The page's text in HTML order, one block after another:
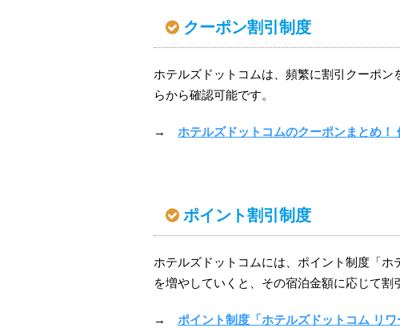
クーポン割引制度
ホテルズドットコムは、頻繁に割引クーポ
らから確認可能です。
→ ホテルズドットコムのクーポンまとめ
ポイント割引制度
ホテルズドットコムには、ポイント制度「
を増やしていくと、その宿泊金額に応じて割
→ ポイント制度「ホテルズドットコム リ